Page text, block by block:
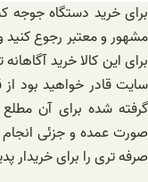
برای خرید دستگاه
مشهور و معتبر رجوع
برای این کالا خرید
سایت قادر خواهید بود
گرفته شده برای آن
صورت عمده و جزئی
صرفه تری را برای خریدار